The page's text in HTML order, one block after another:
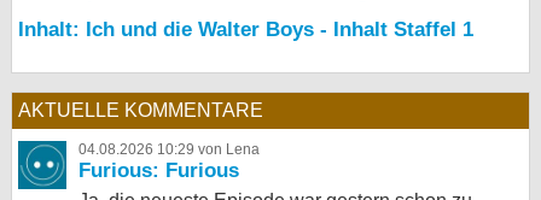
Inhalt: Ich und die Walter Boys - Inhalt Staffel 1
AKTUELLE KOMMENTARE
04.08.2026 10:29 von Lena
Furious: Furious